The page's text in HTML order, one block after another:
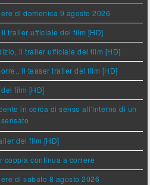
di domenica 9 agosto 2026
trailer ufficiale del film [HD]
il trailer ufficiale del film [HD]
il teaser trailer del film [HD]
film [HD]
in cerca di senso all'interno di un
del film [HD]
coppia continua a correre
di sabato 8 agosto 2026